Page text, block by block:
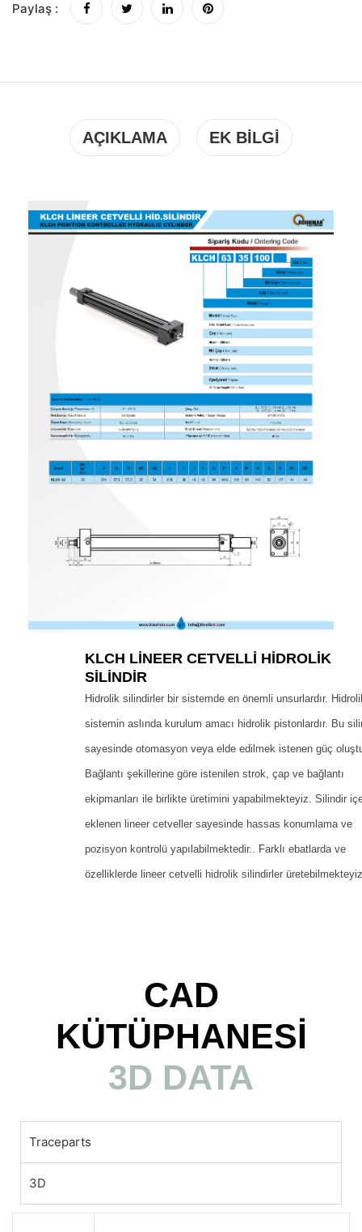
Paylaş :
AÇIKLAMA EK BILGI
KLCH LINEER CETVELLI HIDROLIK
SILINDIR
Hidrolik silindirler bir sistemde en önemli unsurlardır.
sistemin aslında kurulum amacı hidrolik pistonlardır. Bu
sayesinde otomasyon veya elde edilmek istenen güç
Bağlantı şekillerine göre istenilen strok, çap ve bağlantı
ekipmanları ile birlikte üretimini yapabilmekteyiz. Silindir
eklenen lineer cetveller sayesinde hassas konumlama ve
pozisyon kontrolü yapılabilmektedir.. Farklı ebatlarda ve
özelliklerde lineer cetvelli hidrolik silindirler
CAD
KÜTÜPHANESİ
3D DATA
Traceparts
3D